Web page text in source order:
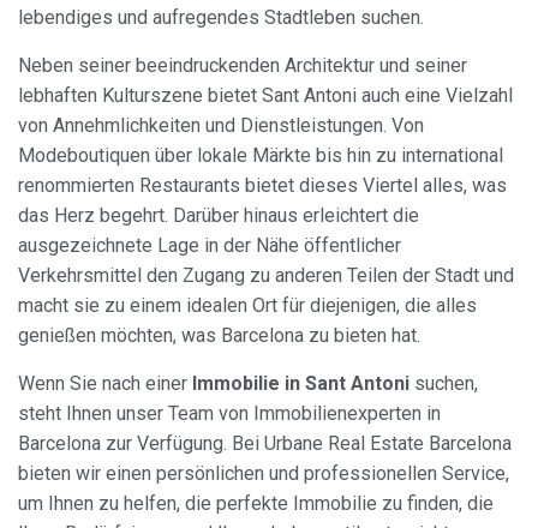
lebendiges und aufregendes Stadtleben suchen.
Neben seiner beeindruckenden Architektur und seiner
lebhaften Kulturszene bietet Sant Antoni auch eine Vielzahl
von Annehmlichkeiten und Dienstleistungen. Von
Modeboutiquen über lokale Märkte bis hin zu international
renommierten Restaurants bietet dieses Viertel alles, was
das Herz begehrt. Darüber hinaus erleichtert die
ausgezeichnete Lage in der Nähe öffentlicher
Verkehrsmittel den Zugang zu anderen Teilen der Stadt und
macht sie zu einem idealen Ort für diejenigen, die alles
genießen möchten, was Barcelona zu bieten hat.
Wenn Sie nach einer Immobilie in Sant Antoni suchen,
steht Ihnen unser Team von Immobilienexperten in
Barcelona zur Verfügung. Bei Urbane Real Estate Barcelona
bieten wir einen persönlichen und professionellen Service,
um Ihnen zu helfen, die perfekte Immobilie zu finden, die